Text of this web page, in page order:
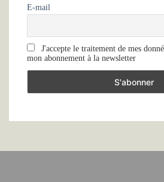
E-mail
J'accepte le traitement de mes
mon abonnement à la newsletter